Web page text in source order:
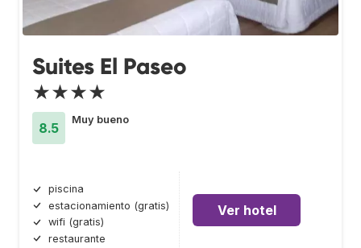
Suites El Paseo
★★★★
8.5
Muy bueno
piscina
estacionamiento (gratis)
wifi (gratis)
restaurante
Ver hotel